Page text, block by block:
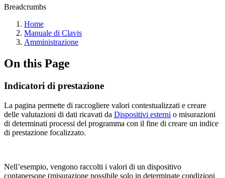
Breadcrumbs
Home
Manuale di Clavis
Amministrazione
On this Page
Indicatori di prestazione
La pagina permette di raccogliere valori contestualizzati e creare
delle valutazioni di dati ricavati da Dispositivi esterni o misurazioni
di determinati processi del programma con il fine di creare un indice
di prestazione focalizzato.
Nell’esempio, vengono raccolti i valori di un dispositivo
contapersone (misurazione possibile solo in determinate condizioni